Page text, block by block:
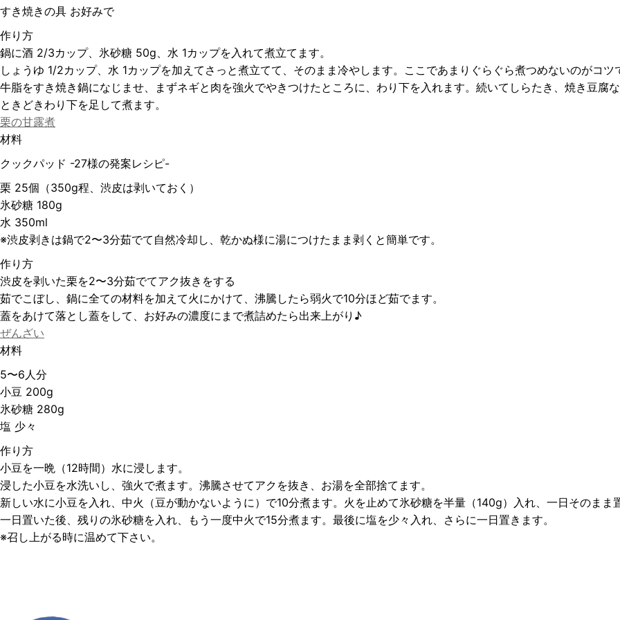
すき焼きの具 お好みで
作り方
鍋に酒 2/3カップ、氷砂糖 50g、水 1カップを入れて煮立てます。
しょうゆ 1/2カップ、水 1カップを加えてさっと煮立てて、そのまま冷やします。ここであまりぐらぐら煮つめないのがコツ
牛脂をすき焼き鍋になじませ、まずネギと肉を強火でやきつけたところに、わり下を入れます。続いてしらたき、焼き豆腐な
ときどきわり下を足して煮ます。
栗の甘露煮
材料
クックパッド -27様の発案レシピ-
栗 25個（350g程、渋皮は剥いておく）
氷砂糖 180g
水 350ml
※渋皮剥きは鍋で2〜3分茹でて自然冷却し、乾かぬ様に湯につけたまま剥くと簡単です。
作り方
渋皮を剥いた栗を2〜3分茹でてアク抜きをする
茹でこぼし、鍋に全ての材料を加えて火にかけて、沸騰したら弱火で10分ほど茹でます。
蓋をあけて落とし蓋をして、お好みの濃度にまで煮詰めたら出来上がり♪
ぜんざい
材料
5〜6人分
小豆 200g
氷砂糖 280g
塩 少々
作り方
小豆を一晩（12時間）水に浸します。
浸した小豆を水洗いし、強火で煮ます。沸騰させてアクを抜き、お湯を全部捨てます。
新しい水に小豆を入れ、中火（豆が動かないように）で10分煮ます。火を止めて氷砂糖を半量（140g）入れ、一日そのまま
一日置いた後、残りの氷砂糖を入れ、もう一度中火で15分煮ます。最後に塩を少々入れ、さらに一日置きます。
※召し上がる時に温めて下さい。